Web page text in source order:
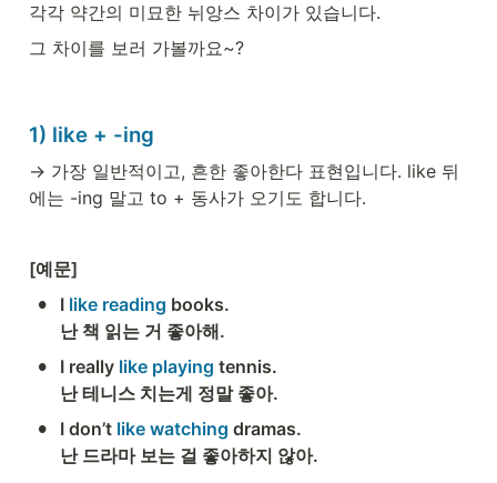
각각 약간의 미묘한 뉘앙스 차이가 있습니다.
그 차이를 보러 가볼까요~?
1) like + -ing
→ 가장 일반적이고, 흔한 좋아한다 표현입니다. like 뒤
에는 -ing 말고 to + 동사가 오기도 합니다.
[예문]
• I like reading books.
난 책 읽는 거 좋아해.
• I really like playing tennis.
난 테니스 치는게 정말 좋아.
• I don’t like watching dramas.
난 드라마 보는 걸 좋아하지 않아.